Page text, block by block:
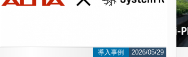
導入事例 2026/05/29